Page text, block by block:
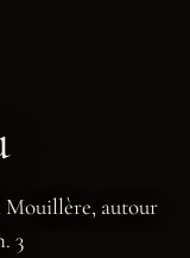
Mouillère, autour
3